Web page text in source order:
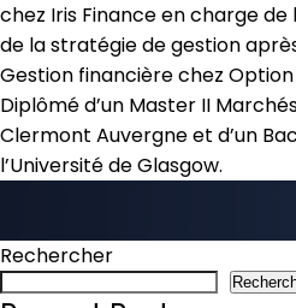
chez Iris Finance en charge
de la stratégie de gestion
Gestion financière chez
Diplômé d’un Master II
Clermont Auvergne et d’un
l’Université de Glasgow.
Rechercher